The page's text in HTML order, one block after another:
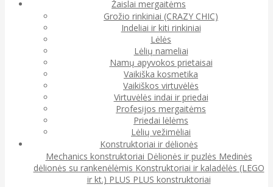
Žaislai mergaitėms
Grožio rinkiniai (CRAZY CHIC)
Indeliai ir kiti rinkiniai
Lėlės
Lėlių nameliai
Namų apyvokos prietaisai
Vaikiška kosmetika
Vaikiškos virtuvėlės
Virtuvėlės indai ir priedai
Profesijos mergaitėms
Priedai lėlėms
Lėlių vežimėliai
Konstruktoriai ir dėlionės
Mechanics konstruktoriai Dėlionės ir puzlės Medinės
dėlionės su rankenėlėmis Konstruktoriai ir kaladėlės (LEGO
ir kt.) PLUS PLUS konstruktoriai